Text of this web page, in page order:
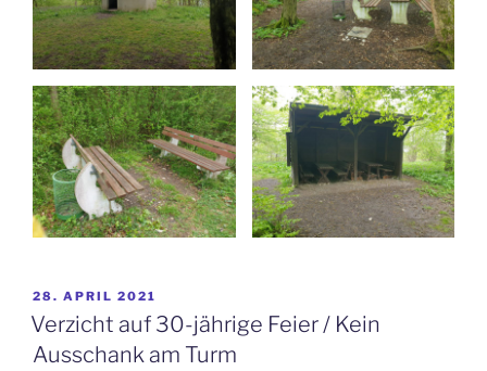
VERÖFFENTLICHT
AM
28. APRIL 2021
Verzicht auf 30-jährige Feier / Kein
Ausschank am Turm